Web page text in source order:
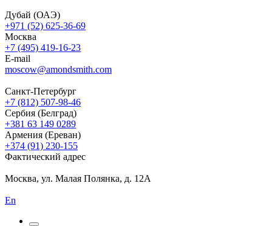
Дубай (ОАЭ)
+971 (52) 625-36-69
Москва
+7 (495) 419-16-23
E-mail
moscow@amondsmith.com
Санкт-Петербург
+7 (812) 507-98-46
Сербия (Белград)
+381 63 149 0289
Армения (Ереван)
+374 (91) 230-155
Фактический адрес
Москва, ул. Малая Полянка, д. 12А
En